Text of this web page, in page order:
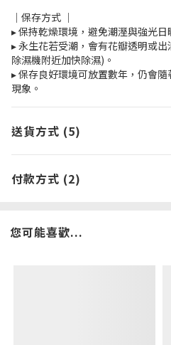
｜保存方式 ｜
▸保持乾燥環境，避免潮溼與強光日
▸永生花若受潮，會有花瓣透明或
除濕機附近加快除濕)。
▸保存良好環境可放置數年，仍會
現象。
送貨方式 (5)
付款方式 (2)
您可能喜歡...